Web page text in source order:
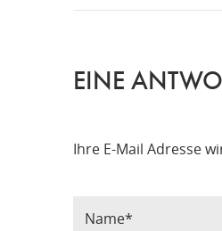
EINE
Ihre E-Mail Adresse